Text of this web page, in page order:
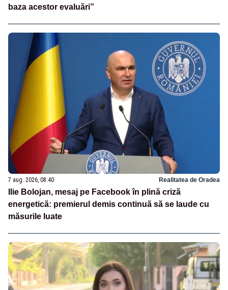
baza acestor evaluări”
7 aug. 2026, 08:40 Realitatea de Oradea
Ilie Bolojan, mesaj pe Facebook în plină criză
energetică: premierul demis continuă să se laude cu
măsurile luate